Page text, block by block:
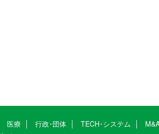
医療 行政･団体 TECH･システム